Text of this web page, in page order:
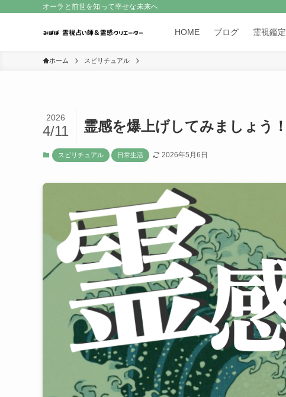
オーラと前世を知って幸せな未来へ
HOME ブログ 霊視鑑定
ホーム スピリチュアル
霊感を爆上げしてみましょう！
2026
4/11
スピリチュアル 日常生活 2026年5月6日